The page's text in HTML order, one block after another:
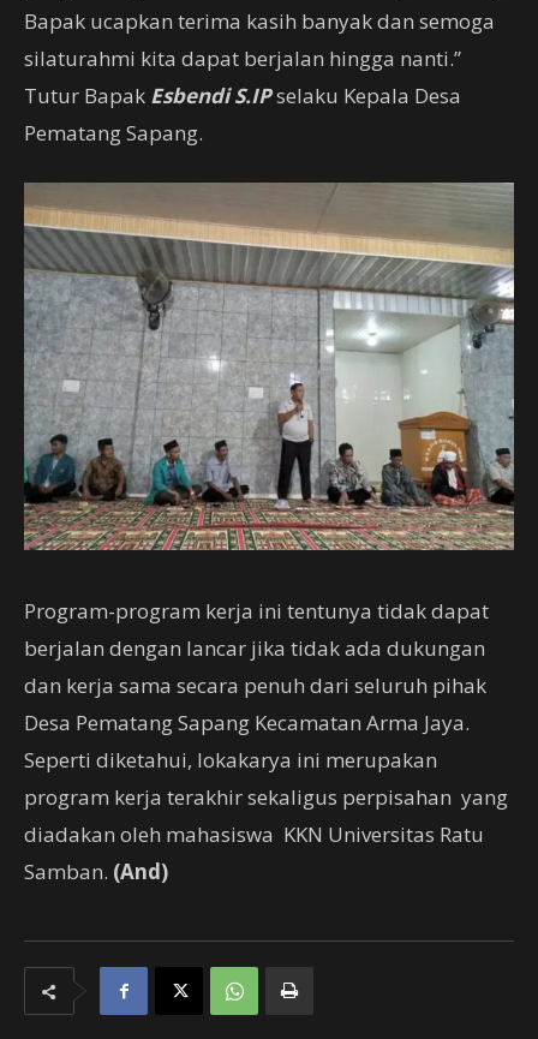
Bapak ucapkan terima kasih banyak dan semoga
silaturahmi kita dapat berjalan hingga nanti.”
Tutur Bapak Esbendi S.IPselaku Kepala Desa
Pematang Sapang.
Program-program kerja ini tentunya tidak dapat
berjalan dengan lancar jika tidak ada dukungan
dan kerja sama secara penuh dari seluruh pihak
Desa Pematang Sapang Kecamatan Arma Jaya.
Seperti diketahui, lokakarya ini merupakan
program kerja terakhir sekaligus perpisahan yang
diadakan oleh mahasiswa KKN Universitas Ratu
Samban. (And)